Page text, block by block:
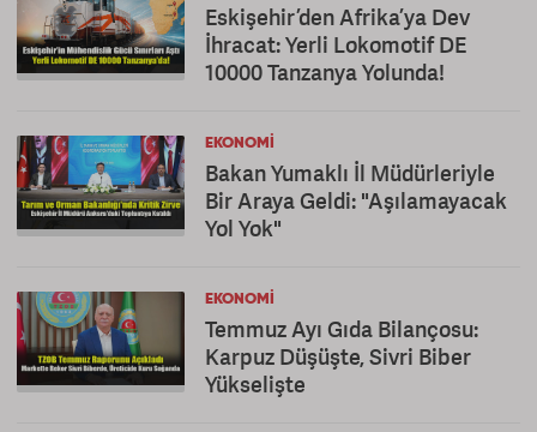
Eskişehir’den Afrika’ya Dev
İhracat: Yerli Lokomotif DE
10000 Tanzanya Yolunda!
EKONOMI
Bakan Yumaklı İl Müdürleriyle
Bir Araya Geldi: "Aşılamayacak
Yol Yok"
EKONOMI
Temmuz Ayı Gıda Bilançosu:
Karpuz Düşüşte, Sivri Biber
Yükselişte